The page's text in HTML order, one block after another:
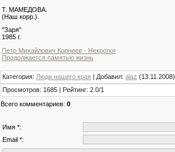
Т. МАМЕДОВА.
(Наш корр.).
"Заря"
1985 г.
Петр Михайлович Корнеев - Некролог
Продолжается памятью жизнь
Категория: Люди нашего края | Добавил: alaz (13.11.2008)
Просмотров: 1685 | Рейтинг: 2.0/1
Всего комментариев: 0
Имя *:
Email *: